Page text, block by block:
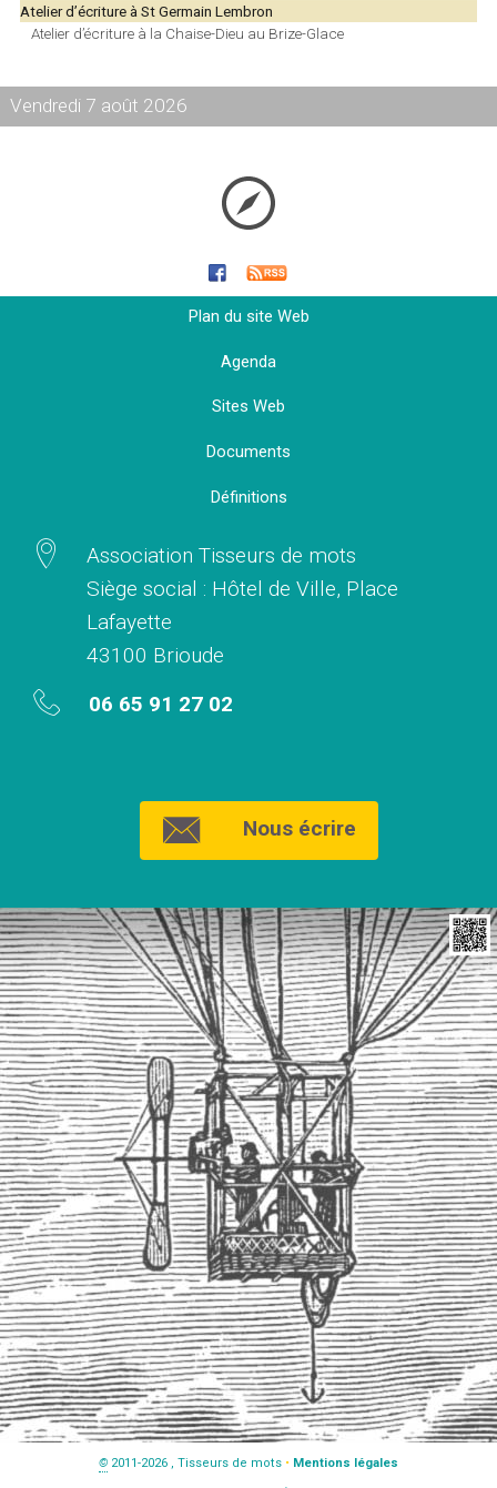
Atelier d’écriture à St Germain Lembron
Atelier d’écriture à la Chaise-Dieu au Brize-Glace
Vendredi 7 août 2026
Plan du site Web
Agenda
Sites Web
Documents
Définitions
Association Tisseurs de mots
Siège social : Hôtel de Ville, Place
Lafayette
43100 Brioude
06 65 91 27 02
Nous écrire
© 2011-2026 , Tisseurs de mots • Mentions légales